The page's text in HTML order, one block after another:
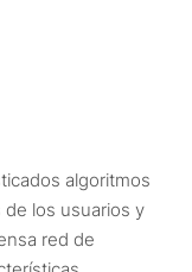
algoritmos
los usuarios y
red de